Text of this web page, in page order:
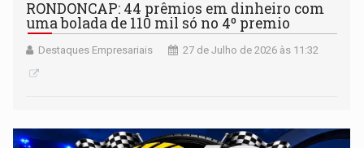
RONDONCAP: 44 prêmios em dinheiro com
uma bolada de 110 mil só no 4º premio
Destaques Empresariais 27 de Julho de 2026 às 11:32